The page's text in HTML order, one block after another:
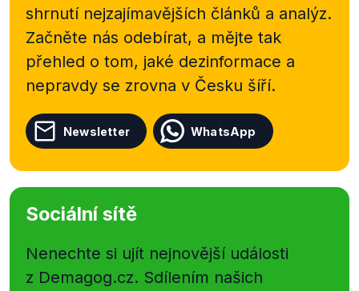
shrnutí nejzajímavějších článků a analýz.
Začněte nás odebírat, a mějte tak
přehled o tom, jaké dezinformace a
nepravdy se zrovna v Česku šíří.
Newsletter WhatsApp
Sociální sítě
Nenechte si ujít nejnovější události
z Demagog.cz. Sdílením našich